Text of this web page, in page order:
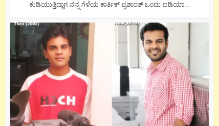
ಕುಡಿಯುತ್ತಿದ್ದಾಗ ನನ್ನ ಗೆಳೆಯ ಕಾರ್ತಿಕ್ ಪ್ರಶಾಂತ್ ಒಂದು ಐಡಿಯಾ...